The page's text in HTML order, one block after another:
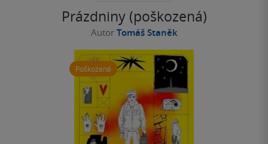
Prázdniny (poškozená)
Autor Tomáš Staněk
Poškozené